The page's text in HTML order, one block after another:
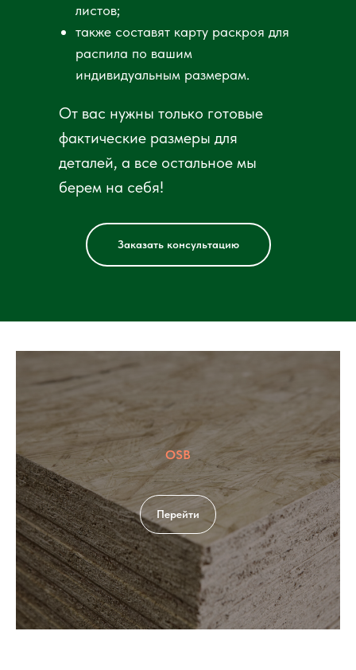
От вас нужны только готовые
фактические размеры для
деталей, а все остальное мы
берем на себя!
листов;
также составят карту раскроя для
распила по вашим
индивидуальным размерам.
Заказать консультацию
Перейти
OSB
Перейти